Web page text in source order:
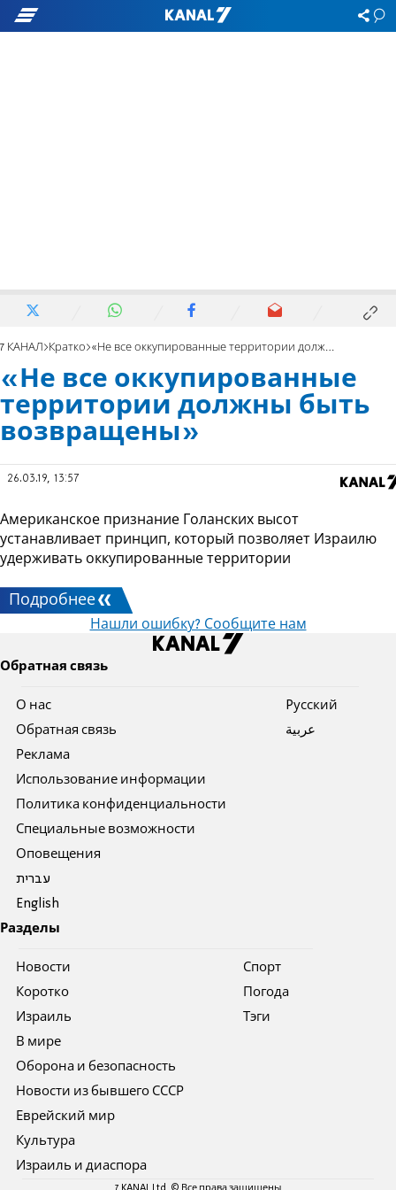
7 КАНАЛ Кратко «Не все оккупированные территории должны быть возвращены»
«Не все оккупированные
территории должны быть
возвращены»
26.03.19, 13:57
Американское признание Голанских высот
устанавливает принцип, который позволяет Израилю
удерживать оккупированные территории
Подробнее
Нашли ошибку? Сообщите нам
Обратная связь
О нас
Обратная связь
Реклама
Использование информации
Политика конфиденциальности
Специальные возможности
Оповещения
עברית
English
Pусский
عربية
Разделы
Новости
Коротко
Израиль
В мире
Оборона и безопасность
Новости из бывшего СССР
Еврейский мир
Культура
Израиль и диаспора
Спорт
Погода
Тэги